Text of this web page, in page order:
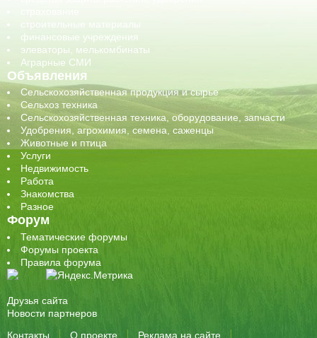
строительные материалы
финансовые учреждения
элеваторы, мелькомбинаты
Аграрные СМИ
Объявления
Сельскохозяйственная продукция и сырье
Сельхоз техника
Сельскохозяйственная техника, оборудование, запчасти
Удобрения, агрохимия, семена, саженцы
Животные и птица
Услуги
Недвижимость
Работа
Знакомства
Разное
Форум
Тематические форумы
Форумы проекта
Правила форума
Друзья сайта
Новости партнеров
Контакты
О проекте Реклама на сайте